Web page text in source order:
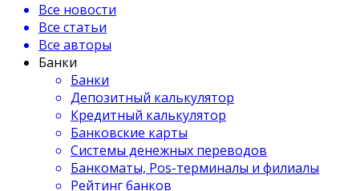
Все новости
Все статьи
Все авторы
Банки
Банки
Депозитный калькулятор
Кредитный калькулятор
Банковские карты
Системы денежных переводов
Банкоматы, Pos-терминалы и филиалы
Рейтинг банков